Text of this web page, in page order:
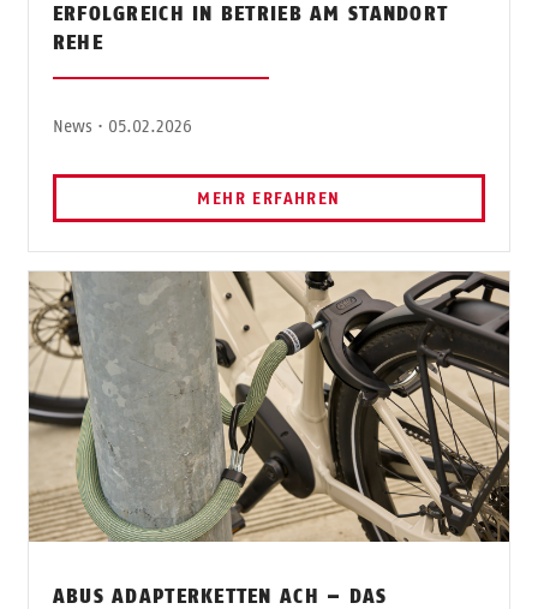
ERFOLGREICH IN BETRIEB AM STANDORT
REHE
News · 05.02.2026
MEHR ERFAHREN
ABUS ADAPTERKETTEN ACH – DAS